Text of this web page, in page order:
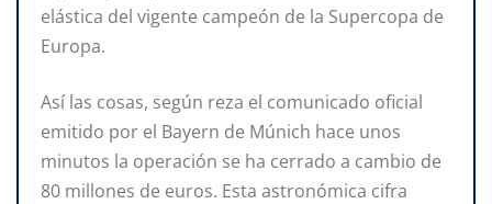
elástica del vigente campeón de la Supercopa de
Europa.
Así las cosas, según reza el comunicado oficial
emitido por el Bayern de Múnich hace unos
minutos la operación se ha cerrado a cambio de
80 millones de euros. Esta astronómica cifra